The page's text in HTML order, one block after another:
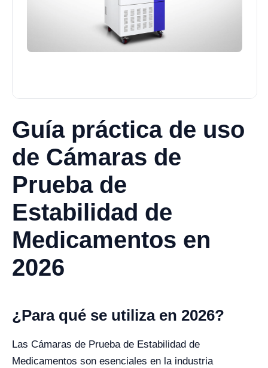
Guía práctica de uso
de Cámaras de
Prueba de
Estabilidad de
Medicamentos en
2026
¿Para qué se utiliza en 2026?
Las Cámaras de Prueba de Estabilidad de
Medicamentos son esenciales en la industria